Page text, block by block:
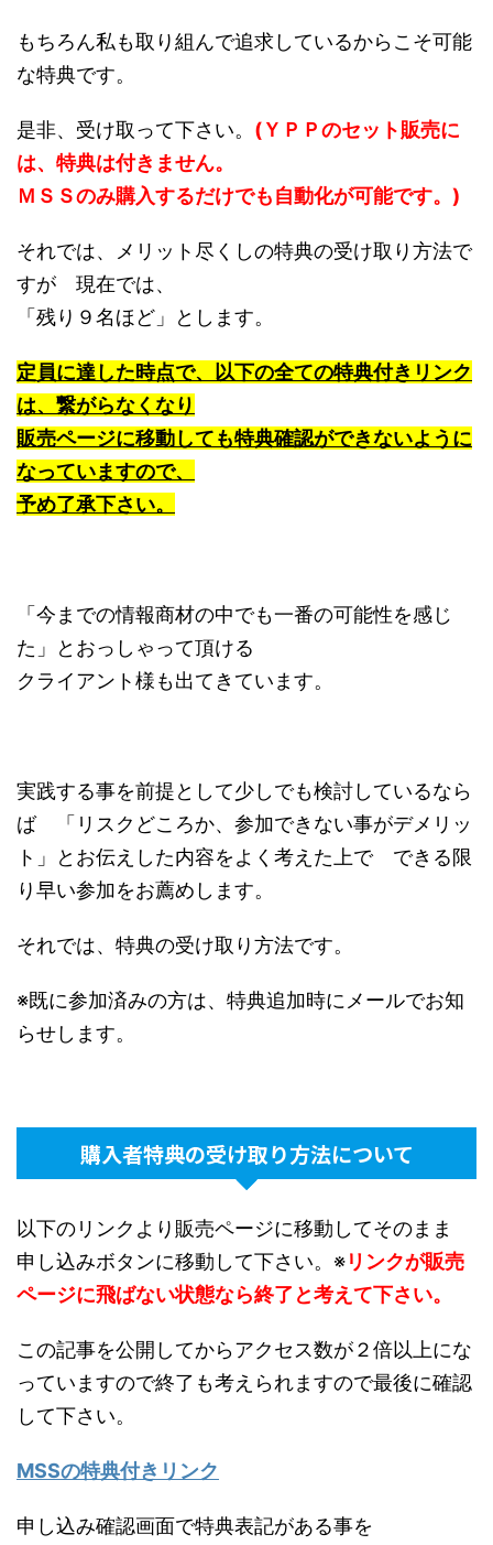
もちろん私も取り組んで追求しているからこそ可能
な特典です。
是非、受け取って下さい。 (ＹＰＰのセット販売に
は、特典は付きません。
ＭＳＳのみ購入するだけでも自動化が可能です。)
それでは、メリット尽くしの特典の受け取り方法で
すが 現在では、
「残り９名ほど」とします。
定員に達した時点で、以下の全ての特典付きリンク
は、繋がらなくなり
販売ページに移動しても特典確認ができないように
なっていますので、
予め了承下さい。
「今までの情報商材の中でも一番の可能性を感じ
た」とおっしゃって頂ける
クライアント様も出てきています。
実践する事を前提として少しでも検討しているなら
ば 「リスクどころか、参加できない事がデメリッ
ト」とお伝えした内容をよく考えた上で できる限
り早い参加をお薦めします。
それでは、特典の受け取り方法です。
※既に参加済みの方は、特典追加時にメールでお知
らせします。
購入者特典の受け取り方法について
以下のリンクより販売ページに移動してそのまま
申し込みボタンに移動して下さい。※リンクが販売
ページに飛ばない状態なら終了と考えて下さい。
この記事を公開してからアクセス数が２倍以上にな
っていますので終了も考えられますので最後に確認
して下さい。
MSSの特典付きリンク
申し込み確認画面で特典表記がある事を